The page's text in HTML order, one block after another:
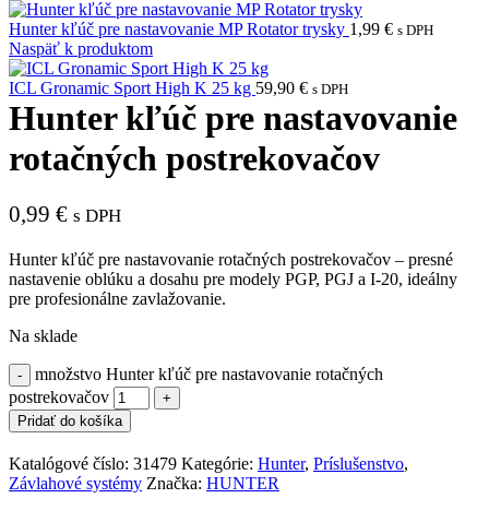
Hunter kľúč pre nastavovanie MP Rotator trysky 1,99 € s DPH
Naspäť k produktom
ICL Gronamic Sport High K 25 kg 59,90 € s DPH
Hunter kľúč pre nastavovanie
rotačných postrekovačov
0,99 € s DPH
Hunter kľúč pre nastavovanie rotačných postrekovačov – presné
nastavenie oblúku a dosahu pre modely PGP, PGJ a I‑20, ideálny
pre profesionálne zavlažovanie.
Na sklade
množstvo Hunter kľúč pre nastavovanie rotačných
postrekovačov
Pridať do košíka
Katalógové číslo: 31479 Kategórie: Hunter, Príslušenstvo,
Závlahové systémy Značka: HUNTER